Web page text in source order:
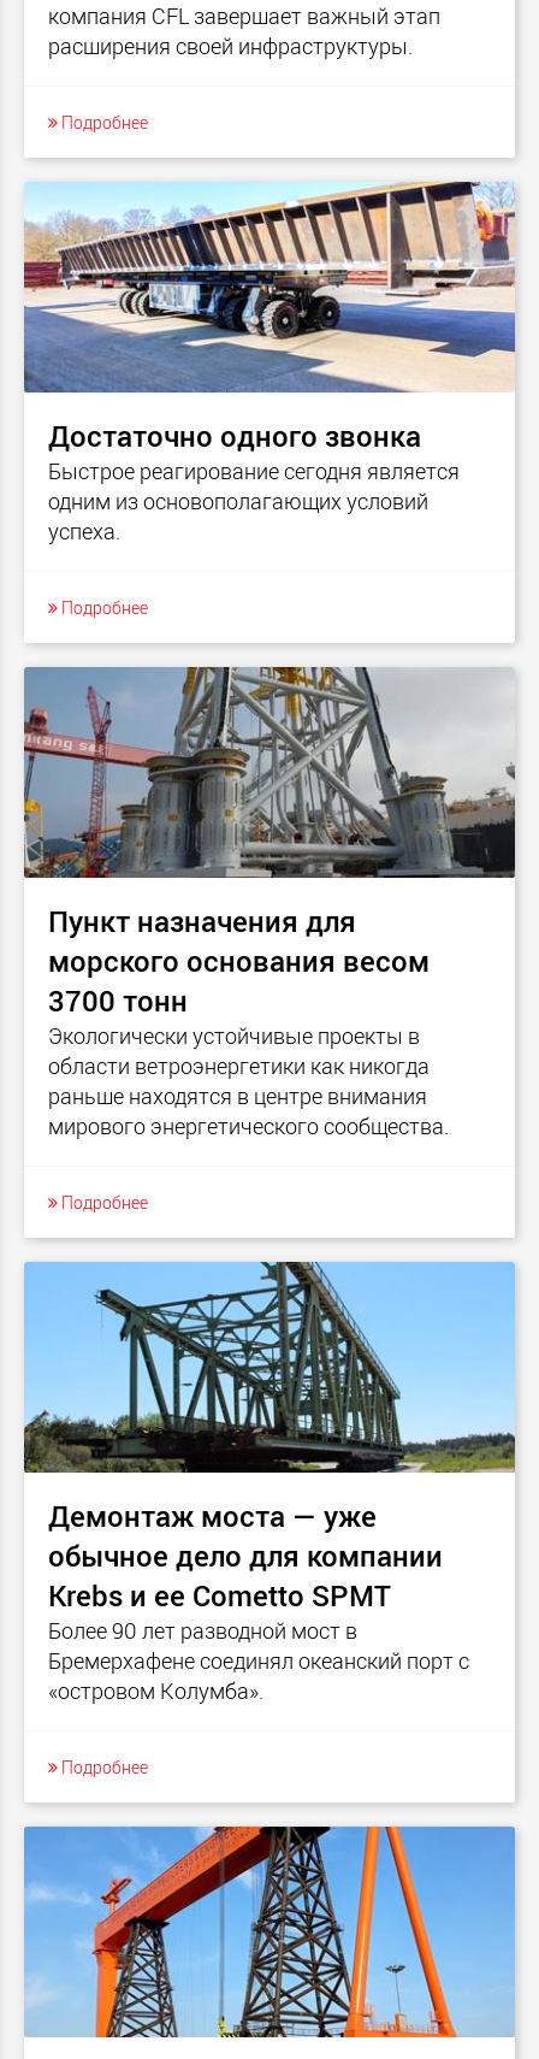
компания CFL завершает важный этап
расширения своей инфраструктуры.
Подробнее
Достаточно одного звонка
Быстрое реагирование сегодня является
одним из основополагающих условий
успеха.
Подробнее
Пункт назначения для
морского основания весом
3700 тонн
Экологически устойчивые проекты в
области ветроэнергетики как никогда
раньше находятся в центре внимания
мирового энергетического сообщества.
Подробнее
Демонтаж моста — уже
обычное дело для компании
Krebs и ее Cometto SPMT
Более 90 лет разводной мост в
Бремерхафене соединял океанский порт с
«островом Колумба».
Подробнее